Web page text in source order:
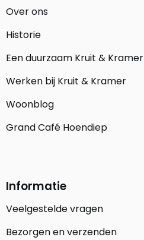
Over ons
Historie
Een duurzaam Kruit & Kramer
Werken bij Kruit & Kramer
Woonblog
Grand Café Hoendiep
Informatie
Veelgestelde vragen
Bezorgen en verzenden